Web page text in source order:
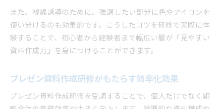
また、視線誘導のために、強調したい部分に色やアイコンを
使い分けるのも効果的です。こうしたコツを研修で実際に体
験することで、初心者から経験者まで幅広い層が「見やすい
資料作成力」を身につけることができます。
プレゼン資料作成研修がもたらす効率化効果
プレゼン資料作成研修を受講することで、個人だけでなく組